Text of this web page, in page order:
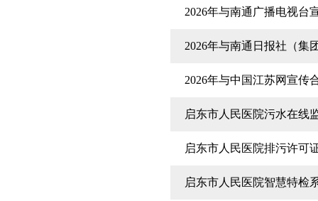
2026年与南通广播电视台
2026年与南通日报社（集
2026年与中国江苏网宣传
启东市人民医院污水在线
启东市人民医院排污许可
启东市人民医院智慧特检